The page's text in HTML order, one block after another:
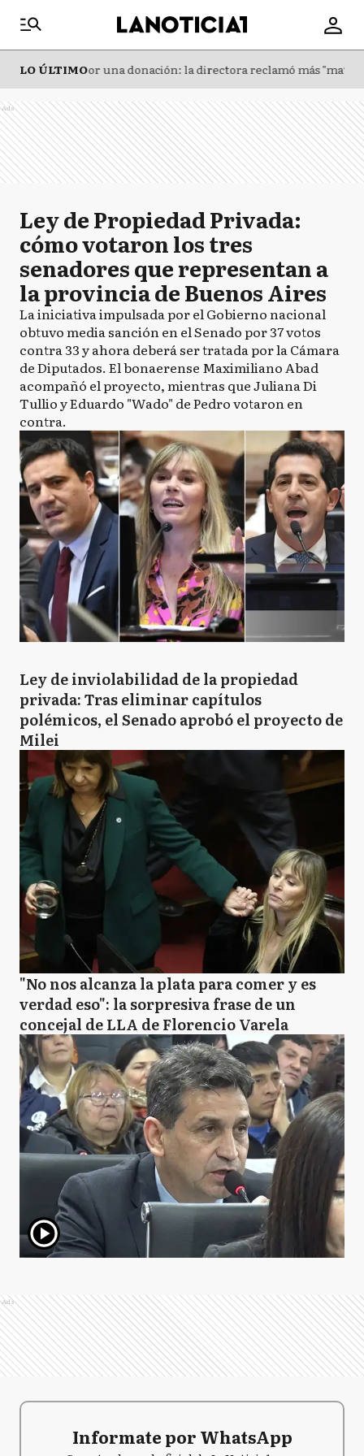
LO ÚLTIMO
donación: la directora reclamó más "materiales de calidad" y
Ads
Ley de Propiedad Privada:
cómo votaron los tres
senadores que representan a
la provincia de Buenos Aires
La iniciativa impulsada por el Gobierno nacional
obtuvo media sanción en el Senado por 37 votos
contra 33 y ahora deberá ser tratada por la Cámara
de Diputados. El bonaerense Maximiliano Abad
acompañó el proyecto, mientras que Juliana Di
Tullio y Eduardo "Wado" de Pedro votaron en
contra.
Ley de inviolabilidad de la propiedad
privada: Tras eliminar capítulos
polémicos, el Senado aprobó el proyecto de
Milei
"No nos alcanza la plata para comer y es
verdad eso": la sorpresiva frase de un
concejal de LLA de Florencio Varela
Ads
Informate por WhatsApp